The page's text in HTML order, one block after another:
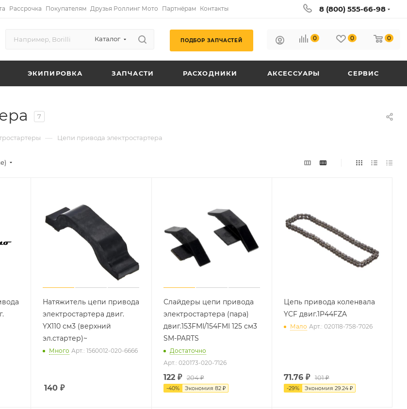
Рассрочка Покупателям Друзья Роллинг Мото Партнёрам Контакты 8 (800) 555-66-98
Каталог ПОДБОР ЗАПЧАСТЕЙ 0 0 0
ЭКИПИРОВКА ЗАПЧАСТИ РАСХОДНИКИ АКСЕССУАРЫ СЕРВИС
7
— Цепи привода электростартера
Натяжитель цепи привода
электростартера двиг.
YX110 см3 (верхний
эл.стартер)~
Много Арт.: 1560012-020-6666
140 ₽
Слайдеры цепи привода
электростартера (пара)
двиг.153FMI/154FMI 125 см3
SM-PARTS
Достаточно
Арт.: 020173-020-7126
122₽ 204 ₽
-40% Экономия 82 ₽
Цепь привода коленвала
YCF двиг.1P44FZA
Мало Арт.: 020118-758-7026
71.76₽ 101 ₽
-29% Экономия 29.24 ₽